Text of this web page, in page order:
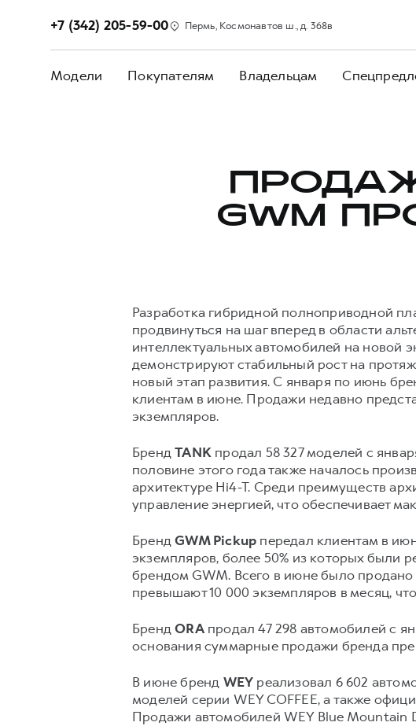
+7 (342) 205-59-00 Пермь, Космонавтов ш., д. 368в
Модели Покупателям Владельцам
GWM
Разработка гибридной полноприводной
продвинуться на шаг вперед в области
интеллектуальных автомобилей на новой
демонстрируют стабильный рост на
новый этап развития. С января по июнь
клиентам в июне. Продажи недавно
экземпляров.
БрендTANK продал 58 327 моделей с
половине этого года также началось
архитектуре Hi4-T. Среди преимуществ
управление энергией, что обеспечивает
БрендGWM Pickup передал клиентам в
экземпляров, более 50% из которых были
брендом GWM. Всего в июне было продано
превышают 10 000 экземпляров в месяц,
БрендORAпродал 47 298 автомобилей с
основания суммарные продажи бренда
В июне бренд WEY реализовал 6 602
моделей серии WEY COFFEE, а также
Продажи автомобилей WEY Blue Mountain